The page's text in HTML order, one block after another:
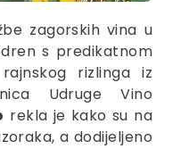
zagorskih vina u
s predikatnom
rizlinga iz
Udruge Vino
rekla je kako su na
a dodijeljeno